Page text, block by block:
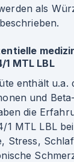
als
1 MTL LBL
enthält u.a.
und
die
1 MTL LBL bei
Stress,